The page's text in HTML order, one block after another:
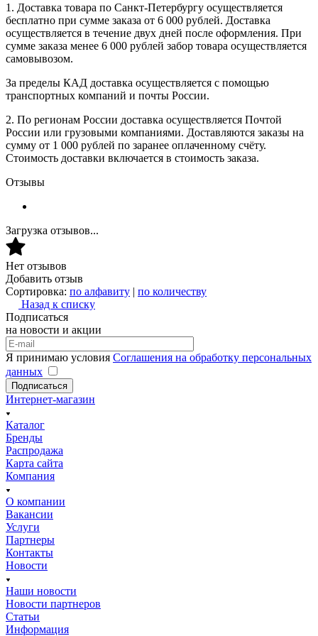
1. Доставка товара по Санкт-Петербургу осуществляется
бесплатно при сумме заказа от 6 000 рублей. Доставка
осуществляется в течение двух дней после оформления. При
сумме заказа менее 6 000 рублей забор товара осуществляется
самовывозом.
За пределы КАД доставка осуществляется с помощью
транспортных компаний и почты России.
2. По регионам России доставка осуществляется Почтой
России или грузовыми компаниями. Доставляются заказы на
сумму от 1 000 рублей по заранее оплаченному счёту.
Стоимость доставки включается в стоимость заказа.
Отзывы
Загрузка отзывов...
Нет отзывов
Добавить отзыв
Сортировка: по алфавиту | по количеству
Назад к списку
Подписаться
на новости и акции
Я принимаю условия Соглашения на обработку персональных
данных
Подписаться
Интернет-магазин
Каталог
Бренды
Распродажа
Карта сайта
Компания
О компании
Вакансии
Услуги
Партнеры
Контакты
Новости
Наши новости
Новости партнеров
Статьи
Информация